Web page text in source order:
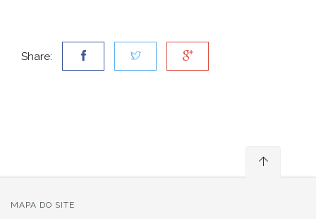
Share:
MAPA DO SITE